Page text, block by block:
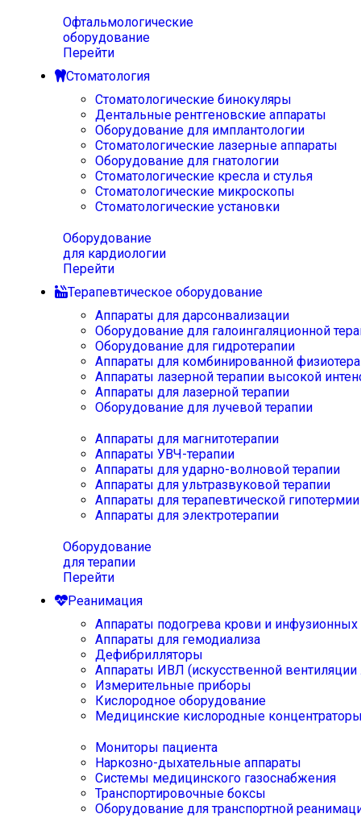
Офтальмологические
оборудование
Перейти
Стоматология
Стоматологические бинокуляры
Дентальные рентгеновские аппараты
Оборудование для имплантологии
Стоматологические лазерные аппараты
Оборудование для гнатологии
Стоматологические кресла и стулья
Стоматологические микроскопы
Стоматологические установки
Оборудование
для кардиологии
Перейти
Терапевтическое оборудование
Аппараты для дарсонвализации
Оборудование для галоингаляционной
Оборудование для гидротерапии
Аппараты для комбинированной
Аппараты лазерной терапии высокой
Аппараты для лазерной терапии
Оборудование для лучевой терапии
Аппараты для магнитотерапии
Аппараты УВЧ-терапии
Аппараты для ударно-волновой терапии
Аппараты для ультразвуковой терапии
Аппараты для терапевтической
Аппараты для электротерапии
Оборудование
для терапии
Перейти
Реанимация
Аппараты подогрева крови и инфузионных
Аппараты для гемодиализа
Дефибрилляторы
Аппараты ИВЛ (искусственной вентиляции
Измерительные приборы
Кислородное оборудование
Медицинские кислородные
Мониторы пациента
Наркозно-дыхательные аппараты
Системы медицинского газоснабжения
Транспортировочные боксы
Оборудование для транспортной